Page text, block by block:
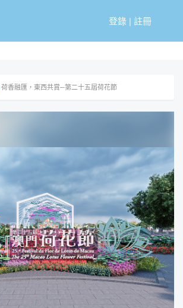
登錄| 註冊
荷香融匯，東西共賞─第二十五屆荷花節